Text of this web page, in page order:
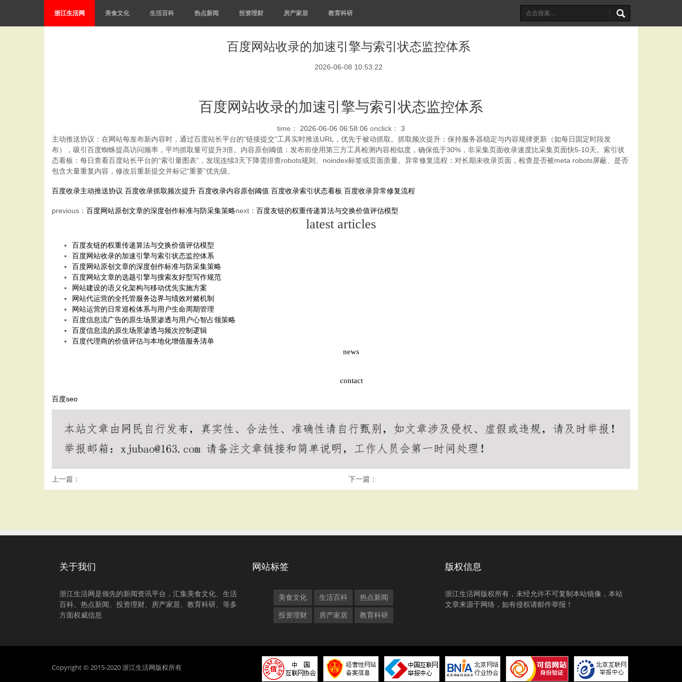
浙江生活网 美食文化 生活百科 热点新闻 投资理财 房产家居 教育科研
百度网站收录的加速引擎与索引状态监控体系
2026-06-08 10:53:22
百度网站收录的加速引擎与索引状态监控体系
time： 2026-06-06 06:58:06 onclick：
3
主动推送协议：在网站每发布新内容时，通过百度站长平台的“链接提交”工具实时推送URL，优先于被动抓取。抓取频次提升：保持服务器稳定与内容规律更新（如每日固定时段发
布），吸引百度蜘蛛提高访问频率，平均抓取量可提升3倍。内容原创阈值：发布前使用第三方工具检测内容相似度，确保低于30%，非采集页面收录速度比采集页面快5-10天。索引状
态看板：每日查看百度站长平台的“索引量图表”，发现连续3天下降需排查robots规则、noindex标签或页面质量。异常修复流程：对长期未收录页面，检查是否被meta robots屏蔽、是否
包含大量重复内容，修改后重新提交并标记“重要”优先级。
百度收录主动推送协议 百度收录抓取频次提升 百度收录内容原创阈值 百度收录索引状态看板 百度收录异常修复流程
previous： 百度网站原创文章的深度创作标准与防采集策略next： 百度友链的权重传递算法与交换价值评估模型
latest articles
百度友链的权重传递算法与交换价值评估模型
百度网站收录的加速引擎与索引状态监控体系
百度网站原创文章的深度创作标准与防采集策略
百度网站文章的选题引擎与搜索友好型写作规范
网站建设的语义化架构与移动优先实施方案
网站代运营的全托管服务边界与绩效对赌机制
网站运营的日常巡检体系与用户生命周期管理
百度信息流广告的原生场景渗透与用户心智占领策略
百度信息流的原生场景渗透与频次控制逻辑
百度代理商的价值评估与本地化增值服务清单
news
contact
百度seo
上一篇： 下一篇：
关于我们
浙江生活网是领先的新闻资讯平台，汇集美食文化、生活
百科、热点新闻、投资理财、房产家居、教育科研、等多
方面权威信息
网站标签
美食文化 生活百科 热点新闻
投资理财 房产家居 教育科研
版权信息
浙江生活网版权所有，未经允许不可复制本站镜像，本站
文章来源于网络，如有侵权请邮件举报！
Copyright © 2015-2020 浙江生活网版权所有